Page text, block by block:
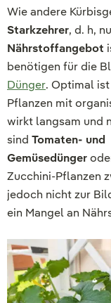
Wie andere
Starkzehrer, d. h,
Nährstoffangebot
benötigen für die
Dünger. Optimal
Pflanzen mit
wirkt langsam und
sind Tomaten- und
Gemüsedünger
Zucchini-Pflanzen
jedoch nicht zur
ein Mangel an